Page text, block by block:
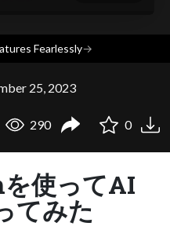
Fearlessly→
25, 2023
290 0
使ってAI
てみた